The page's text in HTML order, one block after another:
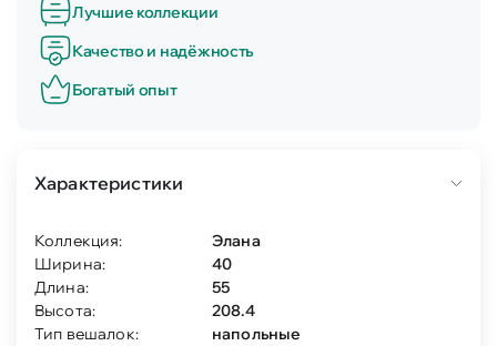
Лучшие коллекции
Качество и надёжность
Богатый опыт
Характеристики
Коллекция:
Элана
Ширина:
40
Длина:
55
Высота:
208.4
Тип вешалок:
напольные